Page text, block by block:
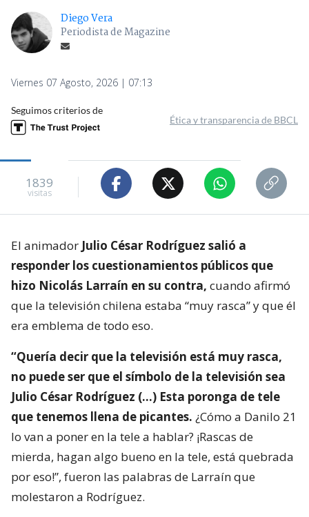
Diego Vera
Periodista de Magazine
Viernes 07 Agosto, 2026 | 07:13
Seguimos criterios de
Ética y transparencia de BBCL
1839
visitas
El animador Julio César Rodríguez salió a
responder los cuestionamientos públicos que
hizo Nicolás Larraín en su contra, cuando afirmó
que la televisión chilena estaba “muy rasca” y que él
era emblema de todo eso.
“Quería decir que la televisión está muy rasca,
no puede ser que el símbolo de la televisión sea
Julio César Rodríguez (…) Esta poronga de tele
que tenemos llena de picantes. ¿Cómo a Danilo 21
lo van a poner en la tele a hablar? ¡Rascas de
mierda, hagan algo bueno en la tele, está quebrada
por eso!”, fueron las palabras de Larraín que
molestaron a Rodríguez.